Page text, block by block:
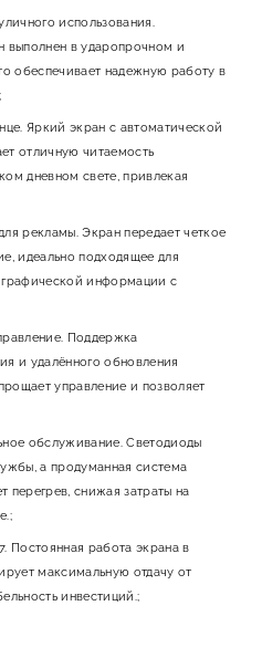
использования.
выполнен в ударопрочном и
обеспечивает надежную работу в
Яркий экран с автоматической
отличную читаемость
дневном свете, привлекая
рекламы. Экран передает четкое
идеально подходящее для
информации с
Поддержка
и удалённого обновления
управление и позволяет
обслуживание. Светодиоды
а продуманная система
перегрев, снижая затраты на
Постоянная работа экрана в
максимальную отдачу от
инвестиций.;